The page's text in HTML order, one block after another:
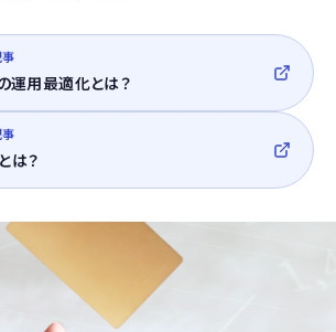
事
運用最適化とは？
事
は？